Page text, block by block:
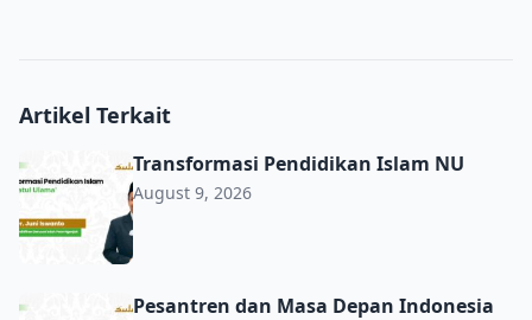
Artikel Terkait
Transformasi Pendidikan Islam NU
Transformasi Pendidikan Islam NU
August 9, 2026
Pesantren dan Masa Depan Indonesia
Pesantren dan Masa Depan Indonesia